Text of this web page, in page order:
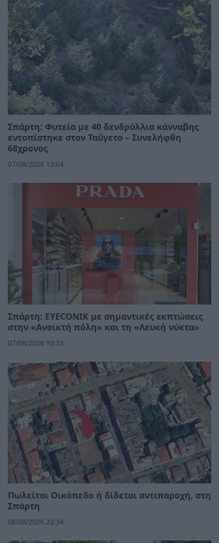
Σπάρτη: Φυτεία με 40 δενδρύλλια κάνναβης
εντοπίστηκε στον Ταΰγετο – Συνελήφθη
68χρονος
07/08/2026 13:04
Σπάρτη: EYECONIK με σημαντικές εκπτώσεις
στην «Ανοικτή πόλη» και τη «Λευκή νύκτα»
07/08/2026 10:53
Πωλείται Οικόπεδο ή δίδεται αντιπαροχή, στη
Σπάρτη
06/08/2026 22:34